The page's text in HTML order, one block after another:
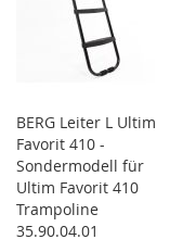
BERG Leiter L Ultim
Favorit 410 -
Sondermodell für
Ultim Favorit 410
Trampoline
35.90.04.01